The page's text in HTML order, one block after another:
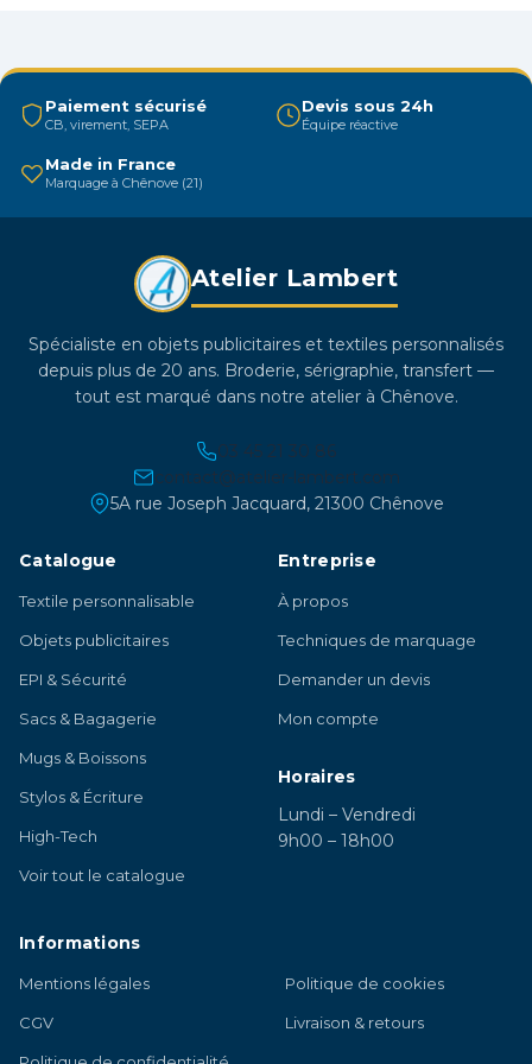
peuvent
être
choisies
page
produit
Paiement sécurisé
CB, virement, SEPA
Devis sous 24h
Équipe réactive
Made in France
Marquage à Chênove (21)
Atelier Lambert
Spécialiste en objets publicitaires et textiles personnalisés
depuis plus de 20 ans. Broderie, sérigraphie, transfert —
tout est marqué dans notre atelier à Chênove.
03 45 21 30 86
contact@atelier-lambert.com
5A rue Joseph Jacquard, 21300 Chênove
Catalogue
Textile personnalisable
Objets publicitaires
EPI & Sécurité
Sacs & Bagagerie
Mugs & Boissons
Stylos & Écriture
High-Tech
Voir tout le catalogue
Entreprise
À propos
Techniques de marquage
Demander un devis
Mon compte
Horaires
Lundi – Vendredi
9h00 – 18h00
Informations
Mentions légales
CGV
Politique de cookies
Livraison & retours